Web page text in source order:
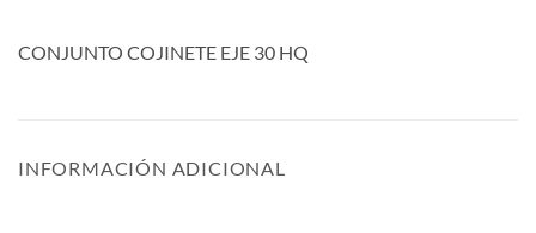
CONJUNTO COJINETE EJE 30 HQ
INFORMACIÓN ADICIONAL